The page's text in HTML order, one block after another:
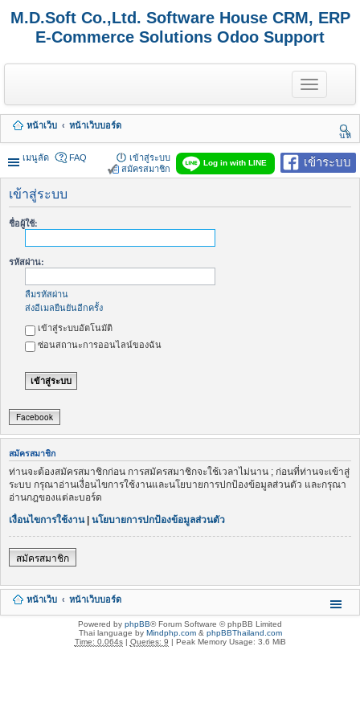
M.D.Soft Co.,Ltd. Software House CRM, ERP
E-Commerce Solutions Odoo Support
T
o
g
e
n
a
v
g
หน้าเว็บ
หน้าเว็บบอร์ด
นห
า
เมนูลัด
เข้าระบบ
Log in with LINE
FAQ
เข้าสู่ระบบ
สมัครสมาชิก
เข้าสู่ระบบ
ชื่อผู้ใช้:
รหัสผ่าน:
ลืมรหัสผ่าน
ส่งอีเมลยืนยันอีกครั้ง
เข้าสู่ระบบอัตโนมัติ
ซ่อนสถานะการออนไลน์ของฉัน
Facebook
สมัครสมาชิก
ท่านจะต้องสมัครสมาชิกก่อน การสมัครสมาชิกจะใช้เวลาไม่นาน ; ก่อนที่ท่านจะเข้าสู่
ระบบ กรุณาอ่านเงื่อนไขการใช้งานและนโยบายการปกป้องข้อมูลส่วนตัว และกรุณา
อ่านกฎของแต่ละบอร์ด
เงื่อนไขการใช้งาน| นโยบายการปกป้องข้อมูลส่วนตัว
สมัครสมาชิก
หน้าเว็บ หน้าเว็บบอร์ด
Powered by phpBB® Forum Software © phpBB Limited
Thai language by Mindphp.com& phpBBThailand.com
Time: 0.064s| Queries: 9 | Peak Memory Usage: 3.6 MiB